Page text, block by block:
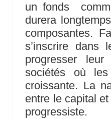
un fonds
durera
composantes.
s’inscrire dans
progresser
sociétés où
croissante. La
entre le capital
progressiste.